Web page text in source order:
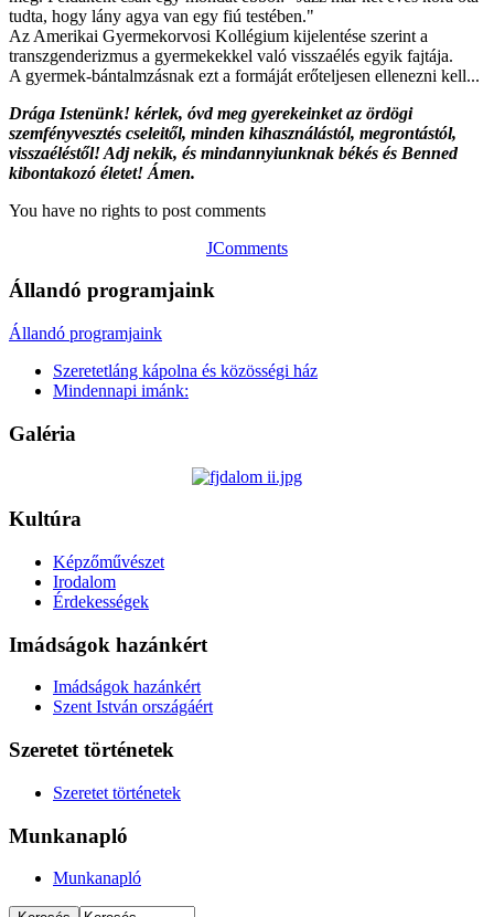
tudta, hogy lány agya van egy fiú testében."
Az Amerikai Gyermekorvosi Kollégium kijelentése szerint a
transzgenderizmus a gyermekekkel való visszaélés egyik fajtája.
A gyermek-bántalmzásnak ezt a formáját erőteljesen ellenezni kell...
Drága Istenünk! kérlek, óvd meg gyerekeinket az ördögi
szemfényvesztés cseleitől, minden kihasználástól, megrontástól,
visszaéléstől! Adj nekik, és mindannyiunknak békés és Benned
kibontakozó életet! Ámen.
You have no rights to post comments
JComments
Állandó programjaink
Állandó programjaink
Szeretetláng kápolna és közösségi ház
Mindennapi imánk:
Galéria
Kultúra
Képzőművészet
Irodalom
Érdekességek
Imádságok hazánkért
Imádságok hazánkért
Szent István országáért
Szeretet történetek
Szeretet történetek
Munkanapló
Munkanapló